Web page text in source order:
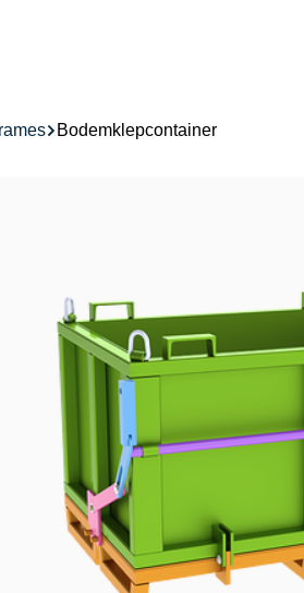
Bodemklepcontainer